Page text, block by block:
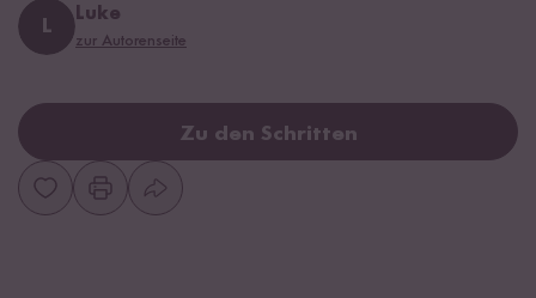
L
Luke
zur Autorenseite
Zu den Schritten